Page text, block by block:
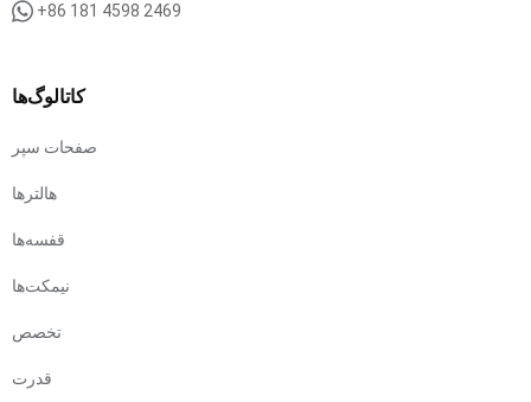
+86 181 4598 2469
کاتالوگ‌ها
صفحات سپر
هالترها
قفسه‌ها
نیمکت‌ها
تخصص
قدرت